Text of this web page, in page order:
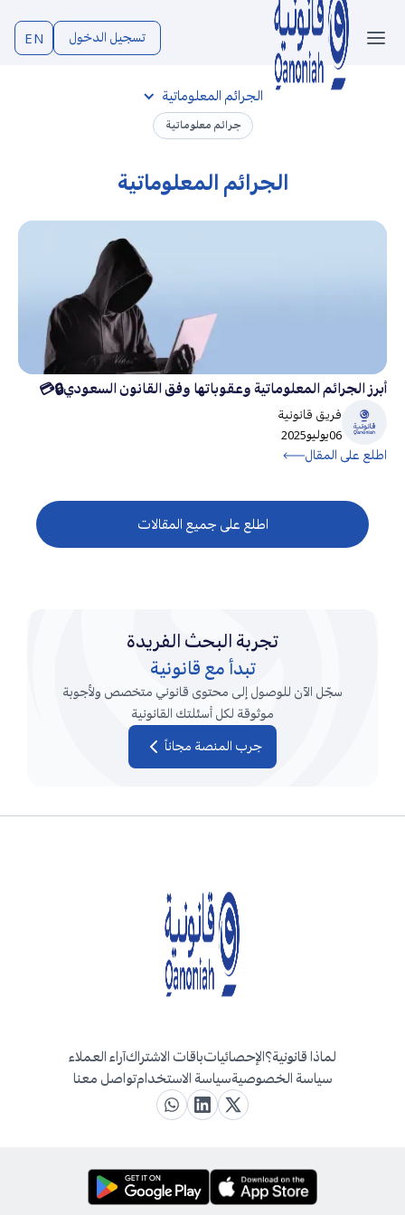
تسجيل الدخول EN
الجرائم المعلوماتية
جرائم معلوماتية
الجرائم المعلوماتية
أبرز الجرائم المعلوماتية وعقوباتها وفق القانون السعودي🔒💳
فريق قانونية
2025يوليو06
اطلع على المقال
اطلع على جميع المقالات
جرب المنصة مجاناً
تجربة البحث الفريدة
تبدأ مع قانونية
سجّل الآن للوصول إلى محتوى قانوني متخصص ولأجوبة
موثوقة لكل أسئلتك القانونية
لماذا قانونية؟الإحصائياتباقات الاشتراكآراء العملاء
سياسة الخصوصيةسياسة الاستخدامتواصل معنا